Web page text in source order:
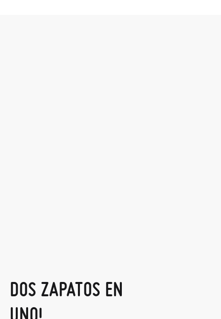
DOS ZAPATOS EN